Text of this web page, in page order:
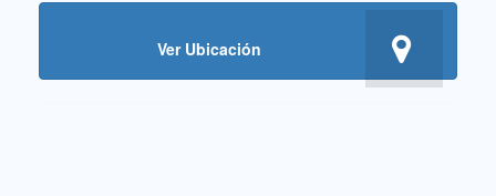
Ver Ubicación